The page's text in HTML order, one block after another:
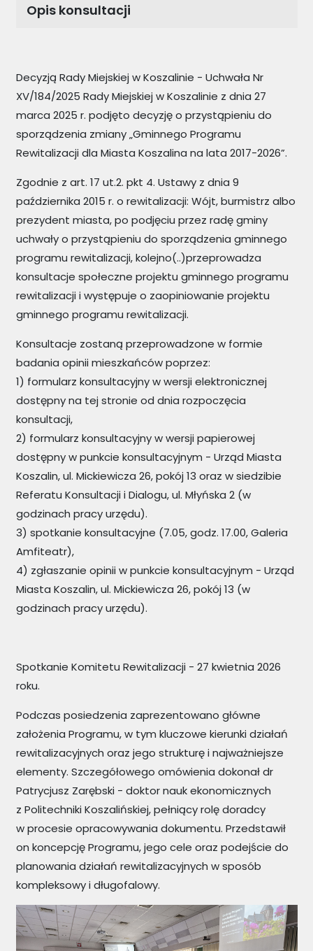
Opis konsultacji
Decyzją Rady Miejskiej w Koszalinie - Uchwała Nr
XV/184/2025 Rady Miejskiej w Koszalinie z dnia 27
marca 2025 r. podjęto decyzję o przystąpieniu do
sporządzenia zmiany „Gminnego Programu
Rewitalizacji dla Miasta Koszalina na lata 2017-2026”.
Zgodnie z art. 17 ut.2. pkt 4. Ustawy z dnia 9
października 2015 r. o rewitalizacji: Wójt, burmistrz albo
prezydent miasta, po podjęciu przez radę gminy
uchwały o przystąpieniu do sporządzenia gminnego
programu rewitalizacji, kolejno(..)przeprowadza
konsultacje społeczne projektu gminnego programu
rewitalizacji i występuje o zaopiniowanie projektu
gminnego programu rewitalizacji.
Konsultacje zostaną przeprowadzone w formie
badania opinii mieszkańców poprzez:
1) formularz konsultacyjny w wersji elektronicznej
dostępny na tej stronie od dnia rozpoczęcia
konsultacji,
2) formularz konsultacyjny w wersji papierowej
dostępny w punkcie konsultacyjnym - Urząd Miasta
Koszalin, ul. Mickiewicza 26, pokój 13 oraz w siedzibie
Referatu Konsultacji i Dialogu, ul. Młyńska 2 (w
godzinach pracy urzędu).
3) spotkanie konsultacyjne (7.05, godz. 17.00, Galeria
Amfiteatr),
4) zgłaszanie opinii w punkcie konsultacyjnym - Urząd
Miasta Koszalin, ul. Mickiewicza 26, pokój 13 (w
godzinach pracy urzędu).
Spotkanie Komitetu Rewitalizacji - 27 kwietnia 2026
roku.
Podczas posiedzenia zaprezentowano główne
założenia Programu, w tym kluczowe kierunki działań
rewitalizacyjnych oraz jego strukturę i najważniejsze
elementy. Szczegółowego omówienia dokonał dr
Patrycjusz Zarębski - doktor nauk ekonomicznych
z Politechniki Koszalińskiej, pełniący rolę doradcy
w procesie opracowywania dokumentu. Przedstawił
on koncepcję Programu, jego cele oraz podejście do
planowania działań rewitalizacyjnych w sposób
kompleksowy i długofalowy.